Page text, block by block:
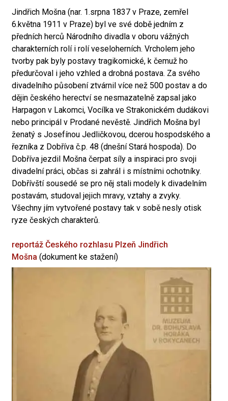
Jindřich Mošna (nar. 1.srpna 1837 v Praze, zemřel
6.května 1911 v Praze) byl ve své době jedním z
předních herců Národního divadla v oboru vážných
charakterních rolí i rolí veseloherních. Vrcholem jeho
tvorby pak byly postavy tragikomické, k čemuž ho
předurčoval i jeho vzhled a drobná postava. Za svého
divadelního působení ztvárnil více než 500 postav a do
dějin českého herectví se nesmazatelně zapsal jako
Harpagon v Lakomci, Vocílka ve Strakonickém dudákovi
nebo principál v Prodané nevěstě. Jindřich Mošna byl
ženatý s Josefínou Jedličkovou, dcerou hospodského a
řezníka z Dobříva č.p. 48 (dnešní Stará hospoda). Do
Dobříva jezdil Mošna čerpat síly a inspiraci pro svoji
divadelní práci, občas si zahrál i s místními ochotníky.
Dobřívští sousedé se pro něj stali modely k divadelním
postavám, studoval jejich mravy, vztahy a zvyky.
Všechny jím vytvořené postavy tak v sobě nesly otisk
ryze českých charakterů.
reportáž Českého rozhlasu Plzeň Jindřich
Mošna (dokument ke stažení)